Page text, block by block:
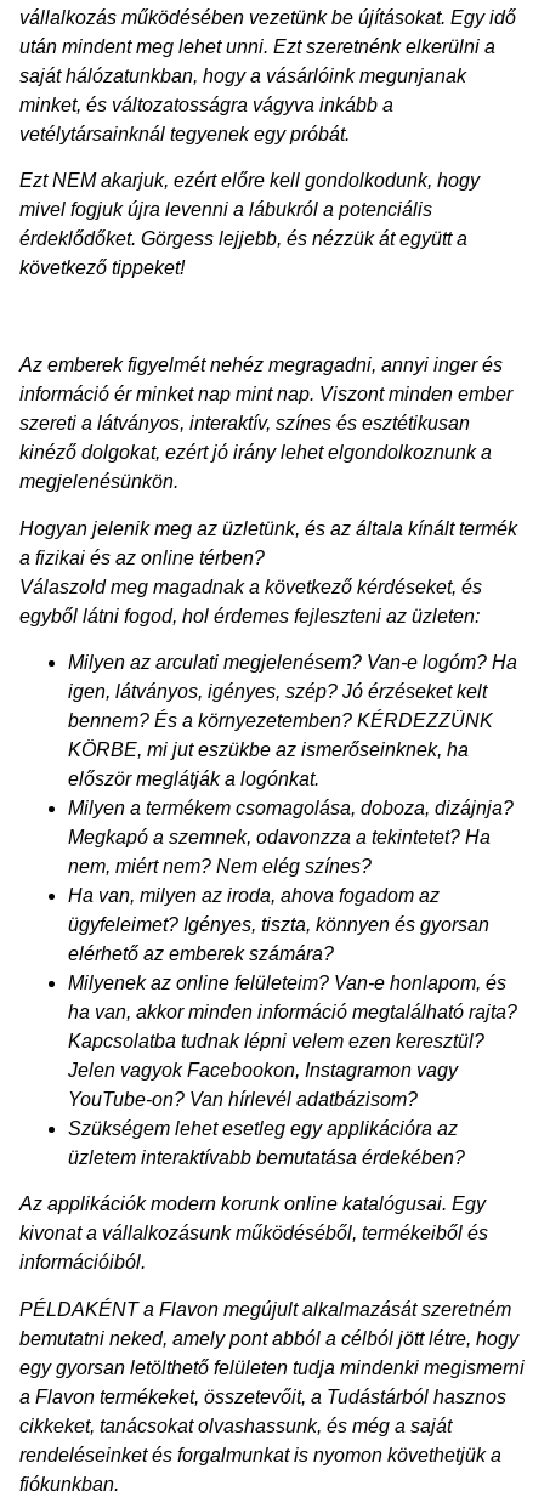
vállalkozás működésében vezetünk be újításokat. Egy idő
után mindent meg lehet unni. Ezt szeretnénk elkerülni a
saját hálózatunkban, hogy a vásárlóink megunjanak
minket, és változatosságra vágyva inkább a
vetélytársainknál tegyenek egy próbát.
Ezt NEM akarjuk, ezért előre kell gondolkodunk, hogy
mivel fogjuk újra levenni a lábukról a potenciális
érdeklődőket. Görgess lejjebb, és nézzük át együtt a
következő tippeket!
Az emberek figyelmét nehéz megragadni, annyi inger és
információ ér minket nap mint nap. Viszont minden ember
szereti a látványos, interaktív, színes és esztétikusan
kinéző dolgokat, ezért jó irány lehet elgondolkoznunk a
megjelenésünkön.
Hogyan jelenik meg az üzletünk, és az általa kínált termék
a fizikai és az online térben?
Válaszold meg magadnak a következő kérdéseket, és
egyből látni fogod, hol érdemes fejleszteni az üzleten:
Milyen az arculati megjelenésem? Van-e logóm? Ha
igen, látványos, igényes, szép? Jó érzéseket kelt
bennem? És a környezetemben? KÉRDEZZÜNK
KÖRBE, mi jut eszükbe az ismerőseinknek, ha
először meglátják a logónkat.
Milyen a termékem csomagolása, doboza, dizájnja?
Megkapó a szemnek, odavonzza a tekintetet? Ha
nem, miért nem? Nem elég színes?
Ha van, milyen az iroda, ahova fogadom az
ügyfeleimet? Igényes, tiszta, könnyen és gyorsan
elérhető az emberek számára?
Milyenek az online felületeim? Van-e honlapom, és
ha van, akkor minden információ megtalálható rajta?
Kapcsolatba tudnak lépni velem ezen keresztül?
Jelen vagyok Facebookon, Instagramon vagy
YouTube-on? Van hírlevél adatbázisom?
Szükségem lehet esetleg egy applikációra az
üzletem interaktívabb bemutatása érdekében?
Az applikációk modern korunk online katalógusai. Egy
kivonat a vállalkozásunk működéséből, termékeiből és
információiból.
PÉLDAKÉNT a Flavon megújult alkalmazását szeretném
bemutatni neked, amely pont abból a célból jött létre, hogy
egy gyorsan letölthető felületen tudja mindenki megismerni
a Flavon termékeket, összetevőit, a Tudástárból hasznos
cikkeket, tanácsokat olvashassunk, és még a saját
rendeléseinket és forgalmunkat is nyomon követhetjük a
fiókunkban.